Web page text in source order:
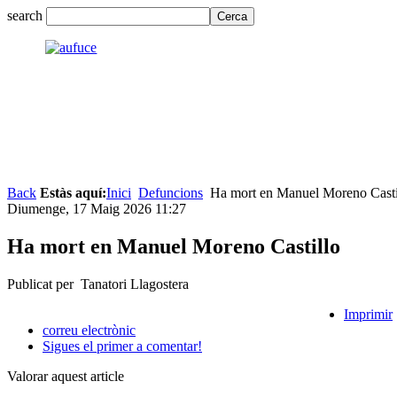
search
Back Estàs aquí:Inici Defuncions Ha mort en Manuel Moreno
Diumenge, 17 Maig 2026 11:27
Ha mort en Manuel Moreno Castillo
Publicat per Tanatori Llagostera
Imprimir
correu electrònic
Sigues el primer a comentar!
Valorar aquest article